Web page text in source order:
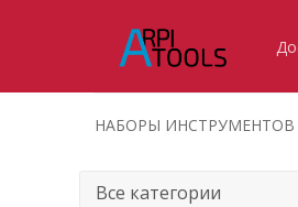
НАБОРЫ ИНСТРУМЕНТОВ